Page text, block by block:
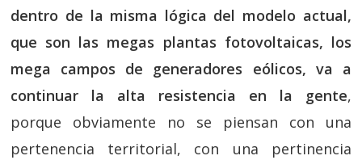
dentro de la misma lógica del modelo actual,
que son las megas plantas fotovoltaicas, los
mega campos de generadores eólicos, va a
continuar la alta resistencia en la gente,
porque obviamente no se piensan con una
pertenencia territorial, con una pertinencia